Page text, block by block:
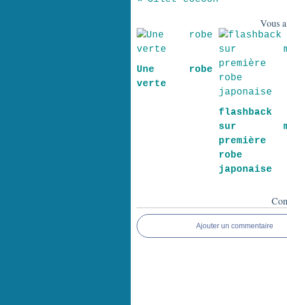
Vous
Une robe
verte
flashback
sur
première
robe
japonaise
Ajouter un commentaire